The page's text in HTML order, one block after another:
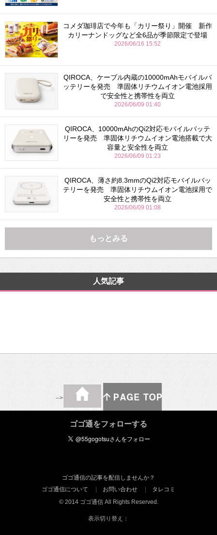
コメダ珈琲店で今年も「カリー祭り」開催 新作
カリーナンドッグなど全6品が季節限定で登場
2026/06/16 15:52
QIROCA、ケーブル内蔵の10000mAhモバイルバ
ッテリーを発売 準固体リチウムイオン電池採用
で安全性と携帯性を両立
2026/06/09 01:40
QIROCA、10000mAhのQi2対応モバイルバッテ
リーを発売 準固体リチウムイオン電池搭載で大
容量と安全性を両立
2026/06/09 01:23
QIROCA、薄さ約8.3mmのQi2対応モバイルバッ
テリーを発売 準固体リチウムイオン電池採用で
安全性と携帯性を両立
2026/06/09 01:08
もっとみる
人気記事
-->
ゴゴ通をフォローする
ゴゴ通信の記事を配信しませんか？
ゴゴ通信について
お問い合わせ
タレコミ
© 2014 ゴゴ通信 All Rights Reserved.
表示切り替え：